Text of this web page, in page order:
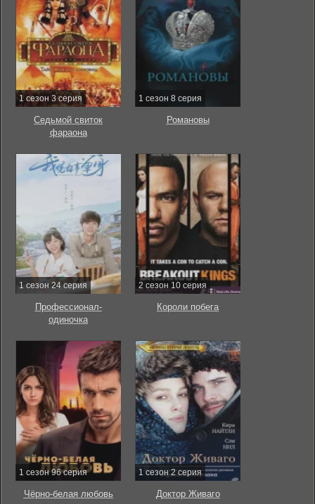
1 сезон 3 серия
Седьмой свиток
фараона
1 сезон 8 серия
Романовы
1 сезон 24 серия
Профессионал-
одиночка
2 сезон 10 серия
Короли побега
1 сезон 96 серия
Чёрно-белая любовь
1 сезон 2 серия
Доктор Живаго